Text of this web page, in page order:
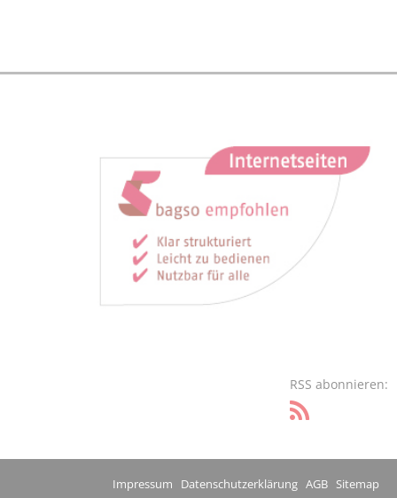
RSS abonnieren:
Impressum Datenschutzerklärung AGB Sitemap